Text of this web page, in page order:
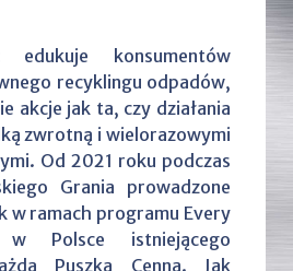
edukuje konsumentów
recyklingu odpadów,
akcje jak ta, czy działania
zwrotną i wielorazowymi
Od 2021 roku podczas
Grania prowadzone
w ramach programu Every
Polsce istniejącego
Puszka Cenna. Jak